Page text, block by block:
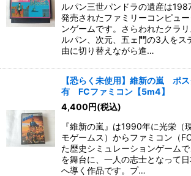
ルパン三世パンドラの遺産は
発売されたファミリーコンピュ
ンゲームです。さらわれたクラリ
ルパン、次元、五ェ門の3人をス
由に切り替えながら進…
【恐らく未使用】維新の嵐 ポ
有 FCファミコン【5m4】
4,400円(税込)
『維新の嵐』は1990年に光栄（
モゲームス）からファミコン（
た歴史シミュレーションゲーム
を舞台に、一人の志士となって
へ導く作品です。プ…